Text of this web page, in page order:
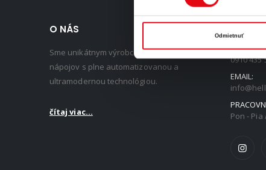
Odmietnuť
O NÁS
Sme unikátnym výrobcom energetických
nápojov s plne automatizovanou a
ultramodernou technológiou.
čítaj viac...
TEL:
0910 435
EMAIL:
Pon - Pia